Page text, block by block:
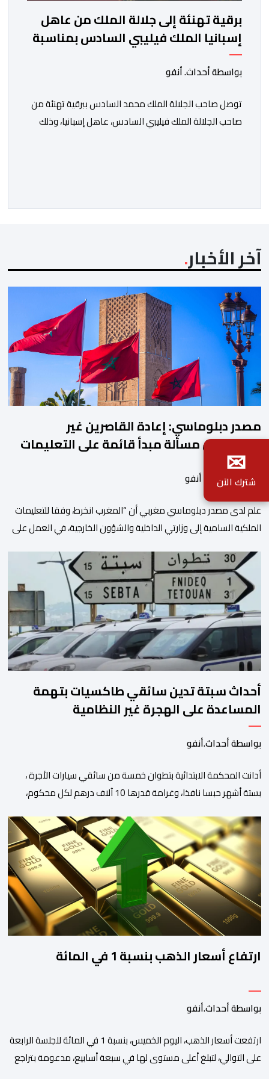
برقية تهنئة إلى جلالة الملك من عاهل
إسبانيا الملك فيليبي السادس بمناسبة
عيد العرش المجيد
بواسطة أحداث. أنفو
توصل صاحب الجلالة الملك محمد السادس ببرقية تهنئة من
صاحب الجلالة الملك فيليبي السادس، عاهل إسبانيا، وذلك
الملك، وبالمزيد من الازدهار والرفاه للشعب المغربي. […]
آخر الأخبار
مصدر دبلوماسي: إعادة القاصرين غير
المرفوقين مسألة مبدأ قائمة على التعليمات
الملكية السامية
بواسطة أحداث. أنفو
علم لدى مصدر دبلوماسي مغربي أن “المغرب انخرط، وفقا للتعليمات
الملكية السامية إلى وزارتي الداخلية والشؤون الخارجية، في العمل على
هذا الإطار، أكد أن المملكة المغربية مستعدة للتنسيق مع شركائها
الإسبان والأوروبيين من أجل إعادة القاصرين غير المرفوقين. وأعرب
المصدر ذاته عن الأسف لكونه “في […]
أحداث سبتة تدين سائقي طاكسيات بتهمة
المساعدة على الهجرة غير النظامية
بواسطة أحداث.أنفو
أدانت المحكمة الابتدائية بتطوان خمسة من سائقي سيارات الأجرة ،
بستة أشهر حبسا نافذا، وغرامة قدرها 10 آلاف درهم لكل محكوم،
الأخيرة، وفق ما كشفت عنه مصادر نقابية. وخلفت هذه الأحكام حالة
استياء وسط مهنيي القطاع الذين اعتبروا أن القضاء حمّل السائقين
مسؤوليات “لا يخولها […]
ارتفاع أسعار الذهب بنسبة 1 في المائة
بواسطة أحداث.أنفو
ارتفعت أسعار الذهب، اليوم الخميس، بنسبة 1 في المائة للجلسة الرابعة
على التوالي، لتبلغ أعلى مستوى لها في سبعة أسابيع، مدعومة بتراجع
✉
شترك الآن